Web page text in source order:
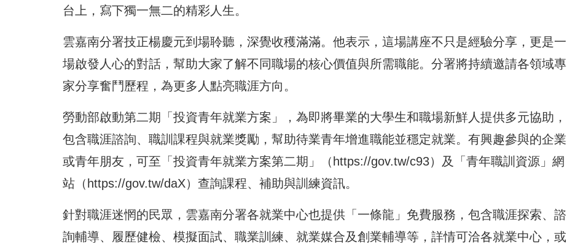
台上，寫下獨一無二的精彩人生。
雲嘉南分署技正楊慶元到場聆聽，深覺收穫滿滿。他表示，這場講座不只是經驗分享，更是一
場啟發人心的對話，幫助大家了解不同職場的核心價值與所需職能。分署將持續邀請各領域專
家分享奮鬥歷程，為更多人點亮職涯方向。
勞動部啟動第二期「投資青年就業方案」，為即將畢業的大學生和職場新鮮人提供多元協助，
包含職涯諮詢、職訓課程與就業獎勵，幫助待業青年增進職能並穩定就業。有興趣參與的企業
或青年朋友，可至「投資青年就業方案第二期」（https://gov.tw/c93）及「青年職訓資源」網
站（https://gov.tw/daX）查詢課程、補助與訓練資訊。
針對職涯迷惘的民眾，雲嘉南分署各就業中心也提供「一條龍」免費服務，包含職涯探索、諮
詢輔導、履歷健檢、模擬面試、職業訓練、就業媒合及創業輔導等，詳情可洽各就業中心，或